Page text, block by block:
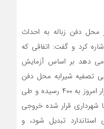
محل دفن زباله به احداث
کرد و گفت: اتفاقی که
می دهد بر اساس آزمایش
تصفیه شیرابه محل دفن
زباله تموشل ، بی او دی از ۱۰ هزار امروز به ۴۰۰ رسیده و طی
شهرداری قرار شده خروجی
تبدیل شود، و